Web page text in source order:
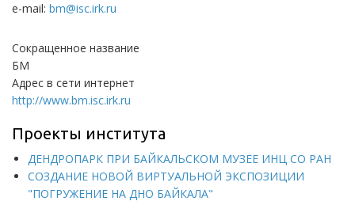
e-mail: bm@isc.irk.ru
Сокращенное название
БМ
Адрес в сети интернет
http://www.bm.isc.irk.ru
Проекты института
ДЕНДРОПАРК ПРИ БАЙКАЛЬСКОМ МУЗЕЕ ИНЦ СО РАН
СОЗДАНИЕ НОВОЙ ВИРТУАЛЬНОЙ ЭКСПОЗИЦИИ
"ПОГРУЖЕНИЕ НА ДНО БАЙКАЛА"